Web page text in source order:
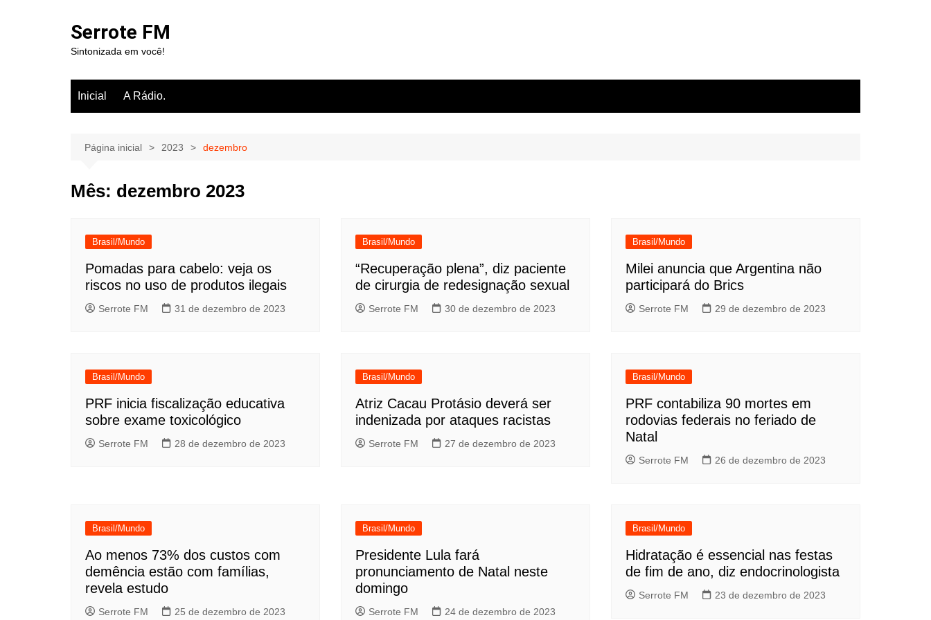
Serrote FM
Sintonizada em você!
Inicial A Rádio.
Página inicial 2023 dezembro
Mês: dezembro 2023
Brasil/Mundo
Pomadas para cabelo: veja os
riscos no uso de produtos ilegais
Serrote FM 31 de dezembro de 2023
Brasil/Mundo
“Recuperação plena”, diz paciente
de cirurgia de redesignação sexual
Serrote FM 30 de dezembro de 2023
Brasil/Mundo
Milei anuncia que Argentina não
participará do Brics
Serrote FM 29 de dezembro de 2023
Brasil/Mundo
PRF inicia fiscalização educativa
sobre exame toxicológico
Serrote FM 28 de dezembro de 2023
Brasil/Mundo
Atriz Cacau Protásio deverá ser
indenizada por ataques racistas
Serrote FM 27 de dezembro de 2023
Brasil/Mundo
PRF contabiliza 90 mortes em
rodovias federais no feriado de
Natal
Serrote FM 26 de dezembro de 2023
Brasil/Mundo
Ao menos 73% dos custos com
demência estão com famílias,
revela estudo
Serrote FM 25 de dezembro de 2023
Brasil/Mundo
Presidente Lula fará
pronunciamento de Natal neste
domingo
Serrote FM 24 de dezembro de 2023
Brasil/Mundo
Hidratação é essencial nas festas
de fim de ano, diz endocrinologista
Serrote FM 23 de dezembro de 2023